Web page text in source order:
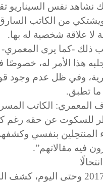
نشاهد نفس السيناريو
من الكاتب
لا علاقة شخصية له بها.
ذلك -كما يرى المعمري-
هذا الأمر له،
وفي ظل عدم وجود
ما تطبق.
المعمري: الكاتب
للسكوت عن حقه رغم
المنتحِلين بنفسي
فيه مقالاتهم”.
منذ 2017 وحتى